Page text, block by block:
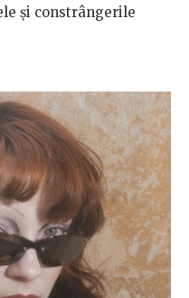
și constrângerile